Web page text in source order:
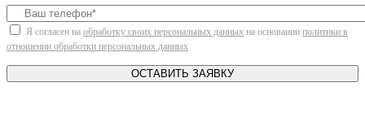
Я согласен на обработку своих персональных данных на основании политики в
отношении обработки персональных данных
ОСТАВИТЬ ЗАЯВКУ